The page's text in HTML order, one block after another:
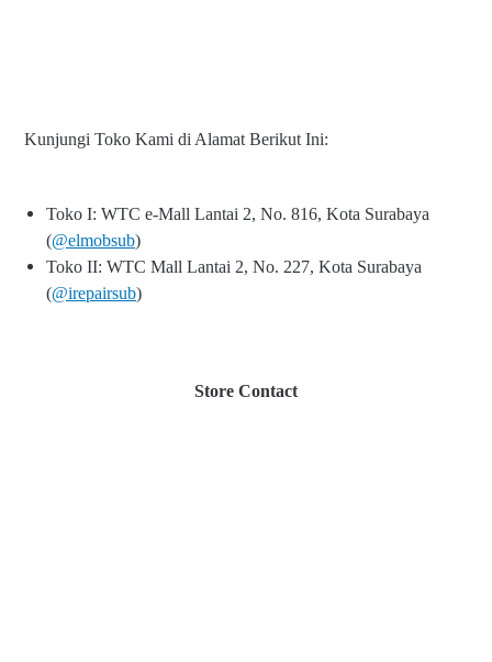
Kunjungi Toko Kami di Alamat Berikut Ini:
Toko I: WTC e-Mall Lantai 2, No. 816, Kota Surabaya
(@elmobsub)
Toko II: WTC Mall Lantai 2, No. 227, Kota Surabaya
(@irepairsub)
Store Contact